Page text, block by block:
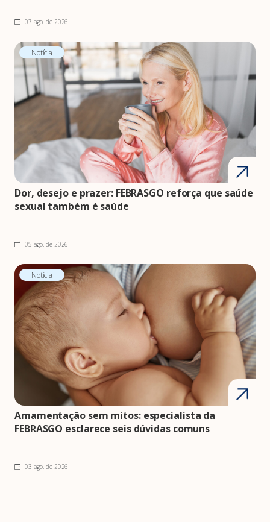
07 ago. de 2026
Notícia
Dor, desejo e prazer: FEBRASGO reforça que saúde
sexual também é saúde
05 ago. de 2026
Notícia
Amamentação sem mitos: especialista da
FEBRASGO esclarece seis dúvidas comuns
03 ago. de 2026